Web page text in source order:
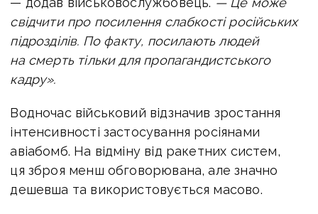
свідчити про посилення слабкості російських
підрозділів. По факту, посилають людей
на смерть тільки для пропагандистського
кадру».
Водночас військовий відзначив зростання
інтенсивності застосування росіянами
авіабомб. На відміну від ракетних систем,
ця зброя менш обговорювана, але значно
дешевша та використовується масово.